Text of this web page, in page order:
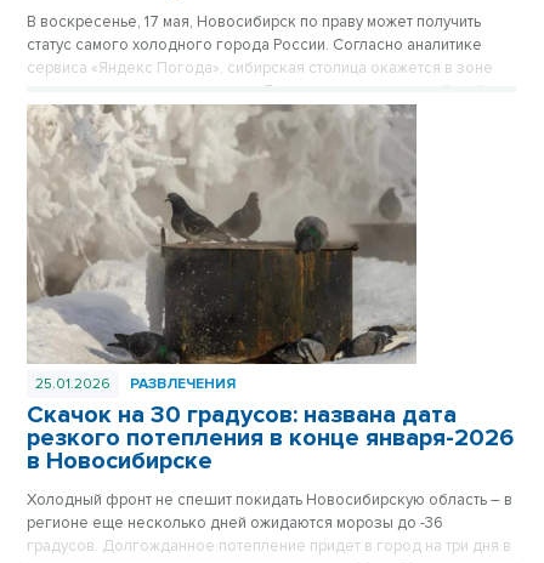
В воскресенье, 17 мая, Новосибирск по праву может получить
статус самого холодного города России. Согласно аналитике
сервиса «Яндекс Погода», сибирская столица окажется в зоне
резкого температурного спада. В то время как в европейской
части страны столбики термометров поднимутся до летних
отметок, новосибирцам придется столкнуться с порывистым
ветром и дневной температурой не выше +9°С.
25.01.2026 РАЗВЛЕЧЕНИЯ
Скачок на 30 градусов: названа дата
резкого потепления в конце января-2026
в Новосибирске
Холодный фронт не спешит покидать Новосибирскую область – в
регионе еще несколько дней ожидаются морозы до -36
градусов. Долгожданное потепление придет в город на три дня в